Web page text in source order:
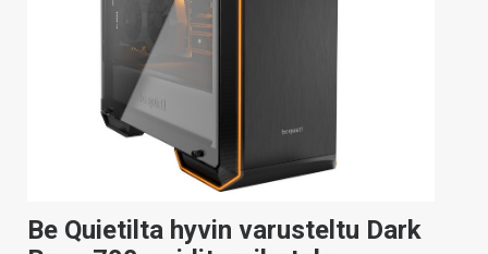
Be Quietilta hyvin varusteltu Dark